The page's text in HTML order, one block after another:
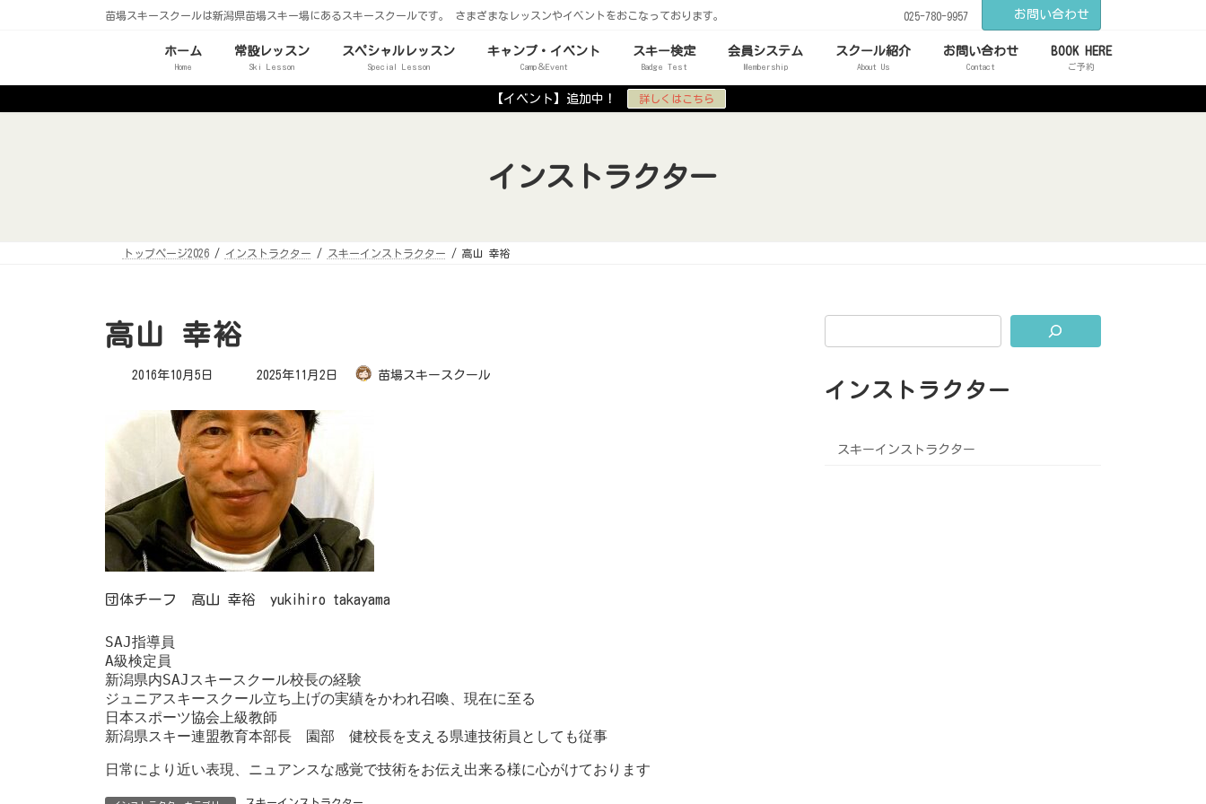
苗場スキースクールは新潟県苗場スキー場にあるスキースクールです。 さまざまなレッスンやイベントをおこなっております。 025-780-9957 お問い合わせ
ホーム
Home
常設レッスン
Ski Lesson
スペシャルレッスン
Special Lesson
キャンプ・イベント
Camp＆Event
スキー検定
Badge Test
会員システム
Membership
スクール紹介
About Us
お問い合わせ
Contact
BOOK HERE
ご予約
【イベント】追加中！ 詳しくはこちら
インストラクター
トップページ2026 インストラクター スキーインストラクター 高山 幸裕
高山 幸裕
2016年10月5日
最
終
日
時
:
2025年11月2日 苗場スキースクール
団体チーフ 高山 幸裕 yukihiro takayama
SAJ指導員
A級検定員
新潟県内SAJスキースクール校長の経験
ジュニアスキースクール立ち上げの実績をかわれ召喚、現在に至る
日本スポーツ協会上級教師
新潟県スキー連盟教育本部長　園部　健校長を支える県連技術員としても従事
日常により近い表現、ニュアンスな感覚で技術をお伝え出来る様に心がけております
スキーインストラクター
インストラクター
スキーインストラクター